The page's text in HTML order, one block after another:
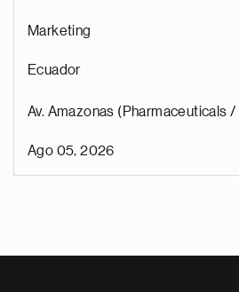
Marketing
Ecuador
Av. Amazonas (Pharmaceuticals
Ago 05, 2026